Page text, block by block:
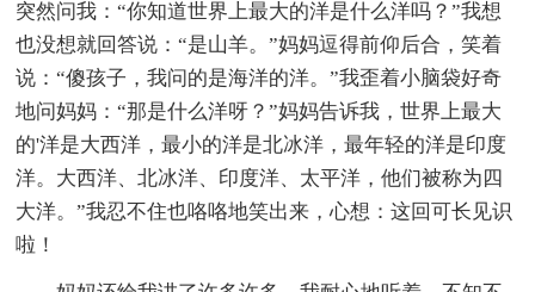
突然问我：“你知道世界上最大的洋是什么洋吗？”我想
也没想就回答说：“是山羊。”妈妈逗得前仰后合，笑着
说：“傻孩子，我问的是海洋的洋。”我歪着小脑袋好奇
地问妈妈：“那是什么洋呀？”妈妈告诉我，世界上最大
的'洋是大西洋，最小的洋是北冰洋，最年轻的洋是印度
洋。大西洋、北冰洋、印度洋、太平洋，他们被称为四
大洋。”我忍不住也咯咯地笑出来，心想：这回可长见识
啦！